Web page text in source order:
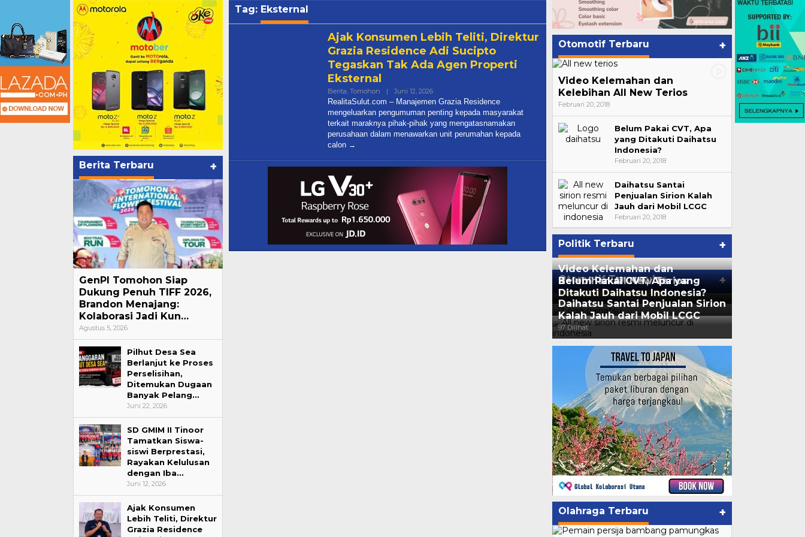
Berita Terbaru +
GenPI Tomohon Siap
Dukung Penuh TIFF 2026,
Brandon Menajang:
Kolaborasi Jadi Kun…
Agustus 5, 2026
Pilhut Desa Sea
Berlanjut ke Proses
Perselisihan,
Ditemukan Dugaan
Banyak Pelang…
Juni 22, 2026
SD GMIM II Tinoor
Tamatkan Siswa-
siswi Berprestasi,
Rayakan Kelulusan
dengan Iba…
Juni 12, 2026
Ajak Konsumen
Lebih Teliti, Direktur
Grazia Residence
Tag: Eksternal
Ajak Konsumen Lebih Teliti, Direktur
Grazia Residence Adi Sucipto
Tegaskan Tak Ada Agen Properti
Eksternal
Berita, Tomohon | Juni 12, 2026Oleh
Realitasulut@gmail.com
RealitaSulut.com – Manajemen Grazia Residence
mengeluarkan pengumuman penting kepada masyarakat
terkait maraknya pihak-pihak yang mengatasnamakan
perusahaan dalam menawarkan unit perumahan kepada
calon
Otomotif Terbaru +
Video Kelemahan dan
Kelebihan All New Terios
Februari 20, 2018
Belum Pakai CVT, Apa
yang Ditakuti Daihatsu
Indonesia?
Februari 20, 2018
Daihatsu Santai
Penjualan Sirion Kalah
Jauh dari Mobil LCGC
Februari 20, 2018
Politik Terbaru +
Otomotif Terpopuler +
Video Kelemahan dan
Kelebihan All New Terios
125 Dilihat
Belum Pakai CVT, Apa yang
Ditakuti Daihatsu Indonesia?
111 Dilihat
Daihatsu Santai Penjualan Sirion
Kalah Jauh dari Mobil LCGC
97 Dilihat
Olahraga Terbaru +